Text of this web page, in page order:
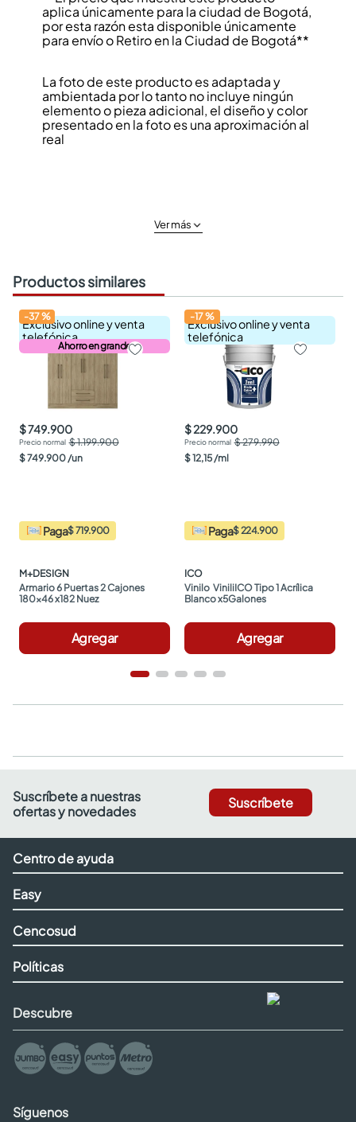
aplica únicamente para la ciudad de Bogotá,
por esta razón esta disponible únicamente
para envío o Retiro en la Ciudad de Bogotá**
La foto de este producto es adaptada y
ambientada por lo tanto no incluye ningún
elemento o pieza adicional, el diseño y color
presentado en la foto es una aproximación al
real
Ver más
Productos similares
Exclusivo online y venta
telefónica
Ahorro en grande
-37%
$ 749.900
$ 1.199.900
$749.900 /un
Paga$ 719.900
M+DESIGN
Armario 6 Puertas 2 Cajones
180x46 x182 Nuez
Agregar
Exclusivo online y venta
telefónica
-17%
$ 229.900
$ 279.990
$12,15 /ml
Paga$ 224.900
ICO
Vinilo  ViniliICO Tipo 1 Acrílica
Blanco x5Galones
Agregar
Suscríbete a nuestras
ofertas y novedades
Suscríbete
Centro de ayuda
Easy
Cencosud
Políticas
Descubre
Síguenos